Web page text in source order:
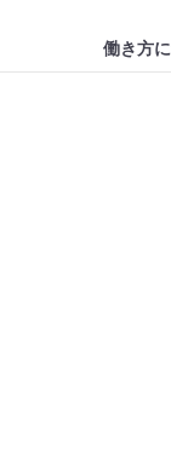
働き方